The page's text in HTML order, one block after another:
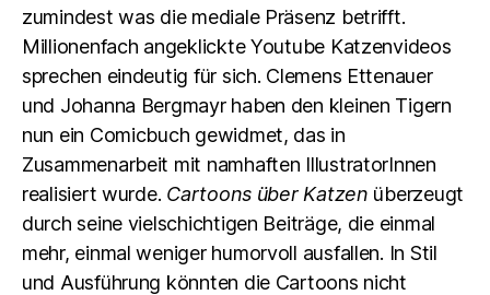
zumindest was die mediale Präsenz betrifft.
Millionenfach angeklickte Youtube Katzenvideos
sprechen eindeutig für sich. Clemens Ettenauer
und Johanna Bergmayr haben den kleinen Tigern
nun ein Comicbuch gewidmet, das in
Zusammenarbeit mit namhaften IllustratorInnen
realisiert wurde. Cartoons über Katzen überzeugt
durch seine vielschichtigen Beiträge, die einmal
mehr, einmal weniger humorvoll ausfallen. In Stil
und Ausführung könnten die Cartoons nicht